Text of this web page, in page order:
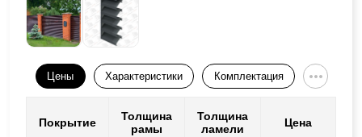
Цены Характеристики Комплектация
Покрытие
Толщина
рамы
Толщина
ламели
Цена